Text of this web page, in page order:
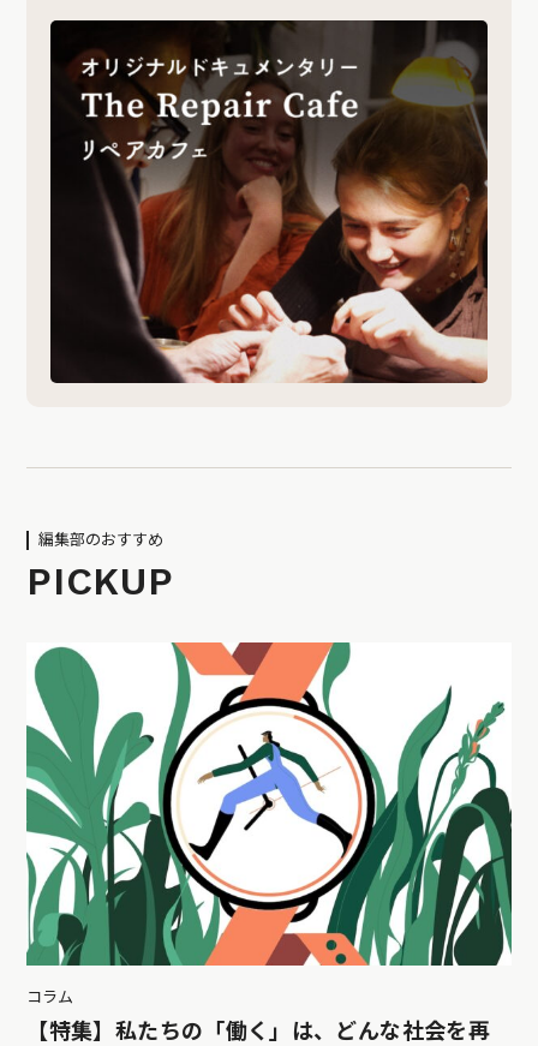
編集部のおすすめ
PICKUP
コラム
【特集】私たちの「働く」は、どんな社会を再